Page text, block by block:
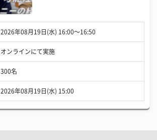
2026年08月19日(水) 16:00〜16:50
オンラインにて実施
300名
2026年08月19日(水) 15:00